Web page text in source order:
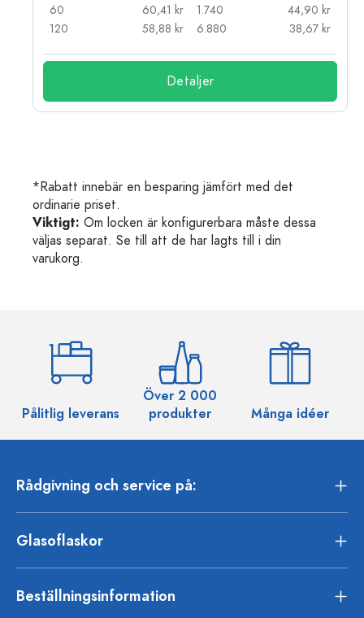
60
60,41 kr
120
58,88 kr
1.740
44,90 kr
6.880
38,67 kr
Detaljer
*Rabatt innebär en besparing jämfört med det
ordinarie priset.
Viktigt: Om locken är konfigurerbara måste dessa
väljas separat. Se till att de har lagts till i din
varukorg.
Pålitlig leverans
Över 2 000
produkter
Många idéer
Rådgivning och service på:
Glasoflaskor
Beställningsinformation